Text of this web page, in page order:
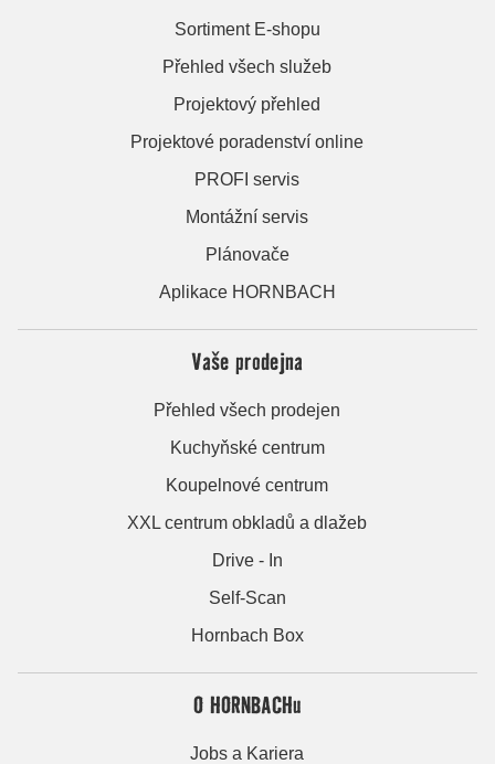
Sortiment E-shopu
Přehled všech služeb
Projektový přehled
Projektové poradenství online
PROFI servis
Montážní servis
Plánovače
Aplikace HORNBACH
Vaše prodejna
Přehled všech prodejen
Kuchyňské centrum
Koupelnové centrum
XXL centrum obkladů a dlažeb
Drive - In
Self-Scan
Hornbach Box
O HORNBACHu
Jobs a Kariera